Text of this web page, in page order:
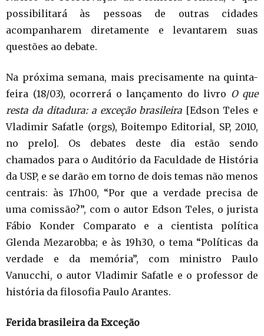
possibilitará às pessoas de outras cidades
acompanharem diretamente e levantarem suas
questões ao debate.
Na próxima semana, mais precisamente na quinta-
feira (18/03), ocorrerá o lançamento do livro O que
resta da ditadura: a exceção brasileira [Edson Teles e
Vladimir Safatle (orgs), Boitempo Editorial, SP, 2010,
no prelo]. Os debates deste dia estão sendo
chamados para o Auditório da Faculdade de História
da USP, e se darão em torno de dois temas não menos
centrais: às 17h00, “Por que a verdade precisa de
uma comissão?”, com o autor Edson Teles, o jurista
Fábio Konder Comparato e a cientista política
Glenda Mezarobba; e às 19h30, o tema “Políticas da
verdade e da memória”, com ministro Paulo
Vanucchi, o autor Vladimir Safatle e o professor de
história da filosofia Paulo Arantes.
Ferida brasileira da Exceção